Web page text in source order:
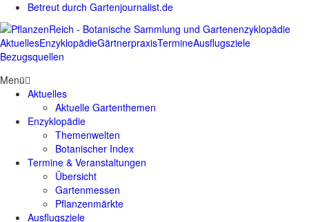
Betreut durch Gartenjournalist.de
AktuellesEnzyklopädieGärtnerpraxisTermineAusflugsziele
Bezugsquellen
Menü
Aktuelles
Aktuelle Gartenthemen
Enzyklopädie
Themenwelten
Botanischer Index
Termine & Veranstaltungen
Übersicht
Gartenmessen
Pflanzenmärkte
Ausflugsziele